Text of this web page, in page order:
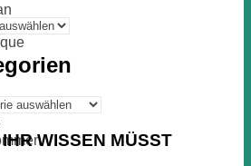
WISSEN MÜSST